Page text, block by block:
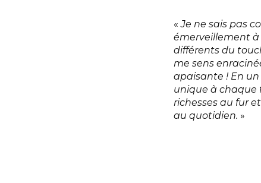
«Je ne sais pas
émerveillement à
différents du
me sens
apaisante ! En un
unique à chaque
richesses au fur
au quotidien. »